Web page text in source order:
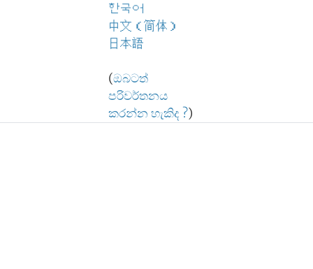
한국어
中文（简体）
日本語
(ඔබටත්
පරිවර්තනය
කරන්න හැකිද ?)